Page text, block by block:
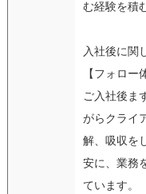
む経験を積
入社後に関
【フォロー
ご入社後ま
がらクライ
解、吸収を
安に、業務
ています。